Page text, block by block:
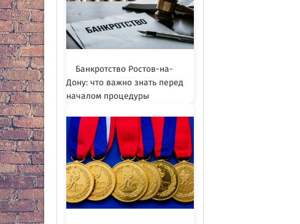
Банкротство Ростов-на-
Дону: что важно знать перед
началом процедуры